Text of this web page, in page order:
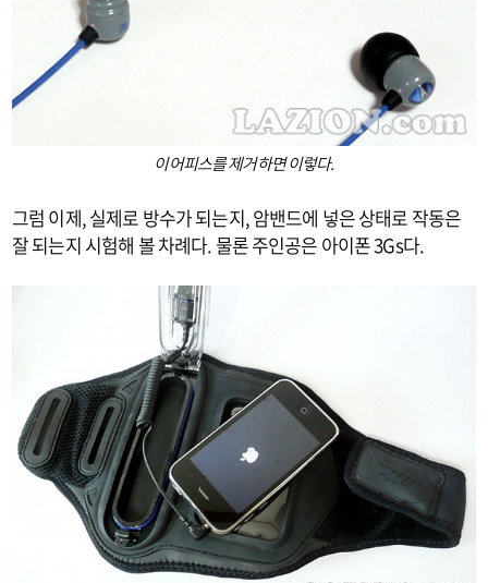
이어피스를 제거하면 이렇다.
그럼 이제, 실제로 방수가 되는지, 암밴드에 넣은 상태로 작동은
잘 되는지 시험해 볼 차례다. 물론 주인공은 아이폰 3Gs다.